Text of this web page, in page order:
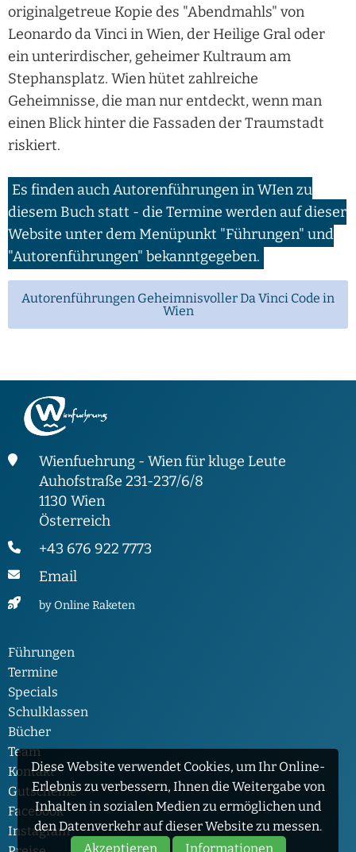
Diese Website verwendet Cookies, um Ihr Online-
Erlebnis zu verbessern, Ihnen die Weitergabe von
Inhalten in sozialen Medien zu ermöglichen und
den Datenverkehr auf dieser Website zu messen.
Akzeptieren
Informationen
originalgetreue Kopie des "Abendmahls" von
Leonardo da Vinci in Wien, der Heilige Gral oder
ein unterirdischer, geheimer Kultraum am
Stephansplatz. Wien hütet zahlreiche
Geheimnisse, die man nur entdeckt, wenn man
einen Blick hinter die Fassaden der Traumstadt
riskiert.
Es finden auch Autorenführungen in WIen zu
diesem Buch statt - die Termine werden auf dieser
Website unter dem Menüpunkt "Führungen" und
"Autorenführungen" bekanntgegeben.
Autorenführungen Geheimnisvoller Da Vinci Code in
Wien
Wienfuehrung - Wien für kluge Leute
Auhofstraße 231-237/6/8
1130 Wien
Österreich
+43 676 922 7773
Email
by Online Raketen
Führungen
Termine
Specials
Schulklassen
Bücher
Team
Kontakt
Gutscheine
Facebook
Instagram